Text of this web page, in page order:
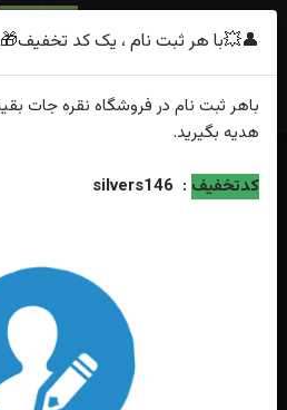
خانه
فهرست محصولات
انگشترنقره عقیق مشکی ترک رکاب اسپرت ترک
👤💥با هر ثبت نام ، یک کد
باهر ثبت نام در فروشگاه نقره جات
هدیه بگیرید.
کدتخفیف :
silvers146